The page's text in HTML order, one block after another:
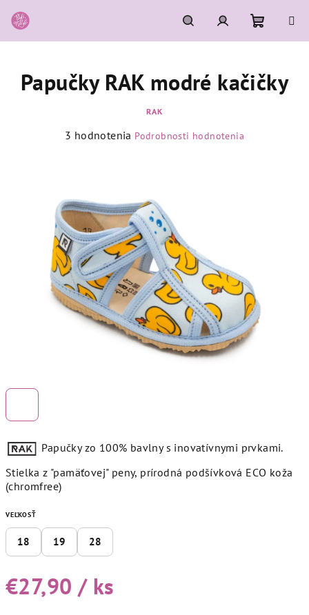
na
obsah
HľadaťPrihlásenie
košík
Papučky zo 100% bavlny s inovatívnymi prvkami.
Stielka z "pamäťovej" peny, prírodná podšívková ECO koža
(chromfree)
VEĽKOSŤ
18 19 28
€27,90 / ks
Papučky RAK modré kačičky
RAK
Priemerné
z
5
hviezdičiek.
3 hodnotenia Podrobnosti hodnotenia